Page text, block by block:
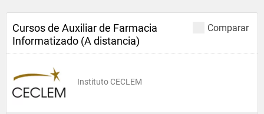
Comparar
Cursos de Auxiliar de Farmacia
Informatizado (A distancia)
Instituto CECLEM